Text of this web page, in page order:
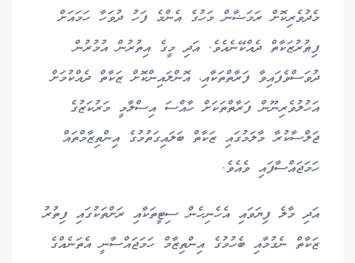
މެދުވެރިކޮށް ރަމަޟާން މަހުގެ އެންމެ ފަހު ދުވަހާ ހަމައަށް
ފިޠުރުޒަކާތް ދެއްކޭނެއެވެ. އަދި މީގެ އިތުރުން އުމުރުން
ދުވަސްވެފައިވާ ފަރާތްތަކާއި، އޮންލައިންކޮށް ޒަކާތް ދެއްކުމަށް
އަހުލުވެރިނޫން ފަރާތްތަކަށް ހާއްސަ އިސްލާމީ މަރުކަޒުގެ
ޖަލްސާކުރާ މާލަމުގައި ޒަކާތް ބަލައިގަތުމުގެ އިންތިޒާމްތައް
ހަމަޖައްސާފައި ވެއެވެ.
އަދި މާލެ ފިޔަވައި އެހެނިހެން ސިޓީތަކާއި ރަށްތަކުގައި ފިތުރު
ޒަކާތް ނެގުމާއި ބެހުމުގެ އިންތިޒާމް ހަމަޖައްސާނީ އެތަނެއްގެ